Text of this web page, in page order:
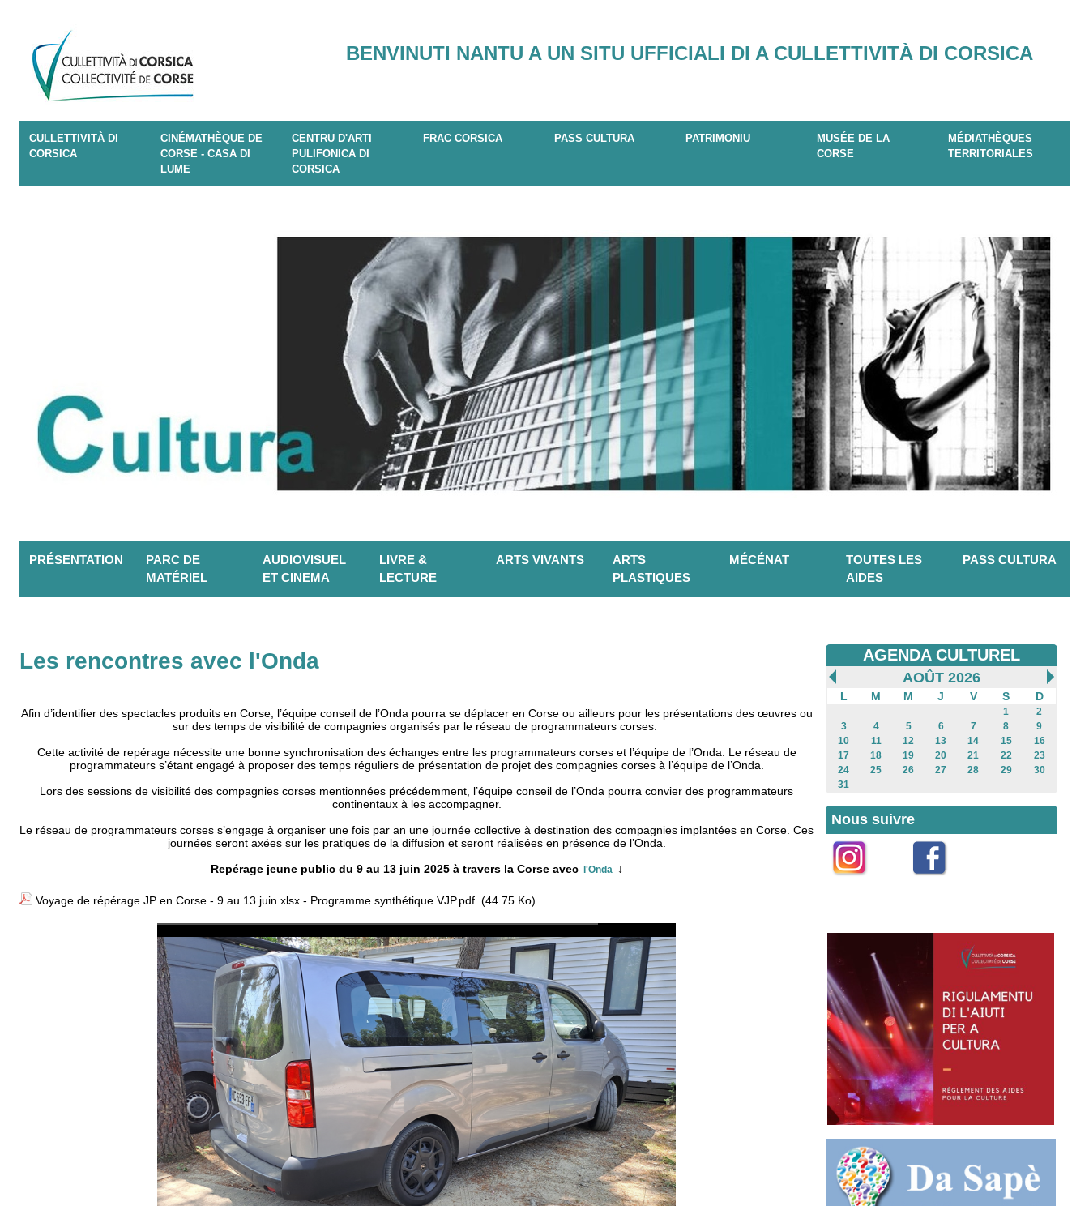
BENVINUTI NANTU A UN SITU UFFICIALI DI A CULLETTIVITÀ DI CORSICA
CULLETTIVITÀ DI
CORSICA
CINÉMATHÈQUE DE
CORSE - CASA DI
LUME
CENTRU D'ARTI
PULIFONICA DI
CORSICA
FRAC CORSICA PASS CULTURA PATRIMONIU
MUSÉE DE LA
CORSE
MÉDIATHÈQUES
TERRITORIALES
PRÉSENTATION
PARC DE
MATÉRIEL
AUDIOVISUEL
ET CINEMA
LIVRE &
LECTURE
ARTS VIVANTS
ARTS
PLASTIQUES
MÉCÉNAT
TOUTES LES
AIDES
PASS CULTURA
Les rencontres avec l'Onda
Afin d’identifier des spectacles produits en Corse, l’équipe conseil de l’Onda pourra se déplacer en Corse ou ailleurs pour les présentations des œuvres ou
sur des temps de visibilité de compagnies organisés par le réseau de programmateurs corses.
Cette activité de repérage nécessite une bonne synchronisation des échanges entre les programmateurs corses et l’équipe de l’Onda. Le réseau de
programmateurs s’étant engagé à proposer des temps réguliers de présentation de projet des compagnies corses à l’équipe de l’Onda.
Lors des sessions de visibilité des compagnies corses mentionnées précédemment, l’équipe conseil de l’Onda pourra convier des programmateurs
continentaux à les accompagner.
Le réseau de programmateurs corses s’engage à organiser une fois par an une journée collective à destination des compagnies implantées en Corse. Ces
journées seront axées sur les pratiques de la diffusion et seront réalisées en présence de l’Onda.
Repérage jeune public du 9 au 13 juin 2025 à travers la Corse avec
l'Onda ↓
Voyage de répérage JP en Corse - 9 au 13 juin.xlsx - Programme synthétique VJP.pdf (44.75 Ko)
AGENDA CULTUREL
AOÛT 2026
L M M J V S D
1
2
3
4 5 6 7 8
9
10
11 12 13 14 15
16
17
18 19 20 21 22
23
24
25 26 27 28 29
30
31
Nous suivre